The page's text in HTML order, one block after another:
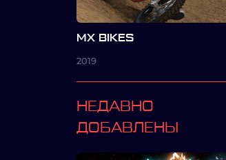
MX BIKES
2019
НЕДАВНО
ДОБАВЛЕНЫ